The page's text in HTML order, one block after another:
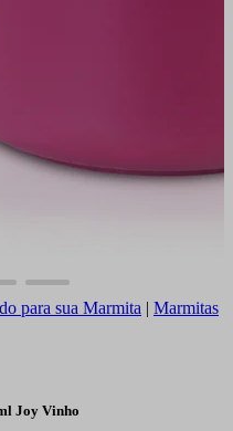
para sua Marmita | Marmitas
Joy Vinho